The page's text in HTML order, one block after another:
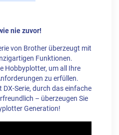
nie zuvor!
von Brother überzeugt mit
Funktionen.
Hobbyplotter, um all Ihre
zu erfüllen.
DX-Serie, durch das einfache
– überzeugen Sie
Generation!